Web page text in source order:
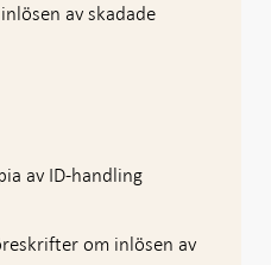
av skadade
av ID-handling
om inlösen av